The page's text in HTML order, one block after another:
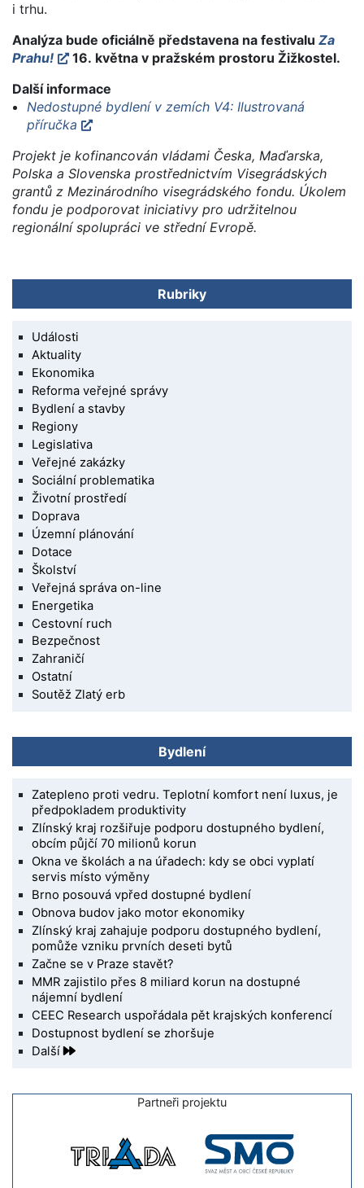
i trhu.
Analýza bude oficiálně představena na festivalu Za
Prahu!
16. května v pražském prostoru Žižkostel.
Další informace
Nedostupné bydlení v zemích V4: Ilustrovaná
příručka
Projekt je kofinancován vládami Česka, Maďarska,
Polska a Slovenska prostřednictvím Visegrádských
grantů z Mezinárodního visegrádského fondu. Úkolem
fondu je podporovat iniciativy pro udržitelnou
regionální spolupráci ve střední Evropě.
Rubriky
Události
Aktuality
Ekonomika
Reforma veřejné správy
Bydlení a stavby
Regiony
Legislativa
Veřejné zakázky
Sociální problematika
Životní prostředí
Doprava
Územní plánování
Dotace
Školství
Veřejná správa on-line
Energetika
Cestovní ruch
Bezpečnost
Zahraničí
Ostatní
Soutěž Zlatý erb
Bydlení
Zatepleno proti vedru. Teplotní komfort není luxus, je
předpokladem produktivity
Zlínský kraj rozšiřuje podporu dostupného bydlení,
obcím půjčí 70 milionů korun
Okna ve školách a na úřadech: kdy se obci vyplatí
servis místo výměny
Brno posouvá vpřed dostupné bydlení
Obnova budov jako motor ekonomiky
Zlínský kraj zahajuje podporu dostupného bydlení,
pomůže vzniku prvních deseti bytů
Začne se v Praze stavět?
MMR zajistilo přes 8 miliard korun na dostupné
nájemní bydlení
CEEC Research uspořádala pět krajských konferencí
Dostupnost bydlení se zhoršuje
Další
Partneři projektu